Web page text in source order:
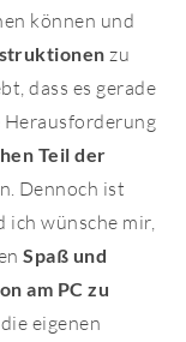
können und
zu
dass es gerade
Teil der
Dennoch ist
wünsche mir,
Spaß und
am PC zu
eigenen